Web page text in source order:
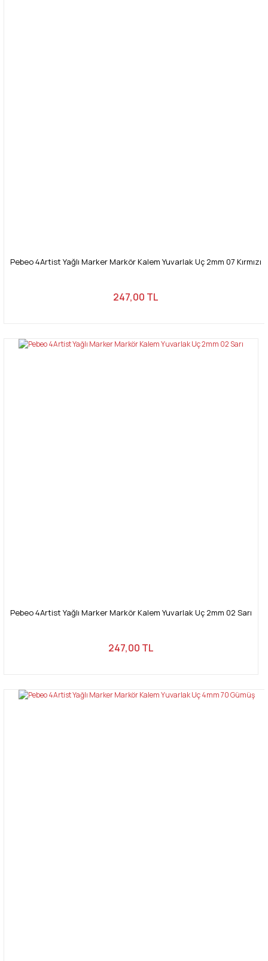
Pebeo 4Artist Yağlı Marker Markör Kalem Yuvarlak Uç 2mm 07 Kırmızı
247,00 TL
Pebeo 4Artist Yağlı Marker Markör Kalem Yuvarlak Uç 2mm 02 Sarı
247,00 TL